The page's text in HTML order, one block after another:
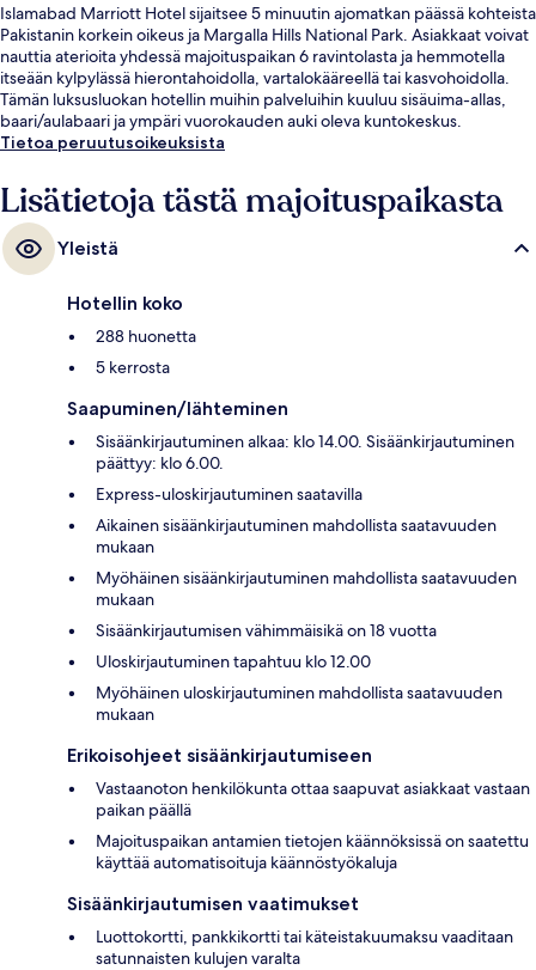
Islamabad Marriott Hotel sijaitsee 5 minuutin ajomatkan päässä kohteista
Pakistanin korkein oikeus ja Margalla Hills National Park. Asiakkaat voivat
nauttia aterioita yhdessä majoituspaikan 6 ravintolasta ja hemmotella
itseään kylpylässä hierontahoidolla, vartalokääreellä tai kasvohoidolla.
Tämän luksusluokan hotellin muihin palveluihin kuuluu sisäuima-allas,
baari/aulabaari ja ympäri vuorokauden auki oleva kuntokeskus.
Tietoa peruutusoikeuksista
Lisätietoja tästä majoituspaikasta
Yleistä
Hotellin koko
288 huonetta
5 kerrosta
Saapuminen/lähteminen
Sisäänkirjautuminen alkaa: klo 14.00. Sisäänkirjautuminen
päättyy: klo 6.00.
Express-uloskirjautuminen saatavilla
Aikainen sisäänkirjautuminen mahdollista saatavuuden
mukaan
Myöhäinen sisäänkirjautuminen mahdollista saatavuuden
mukaan
Sisäänkirjautumisen vähimmäisikä on 18 vuotta
Uloskirjautuminen tapahtuu klo 12.00
Myöhäinen uloskirjautuminen mahdollista saatavuuden
mukaan
Erikoisohjeet sisäänkirjautumiseen
Vastaanoton henkilökunta ottaa saapuvat asiakkaat vastaan
paikan päällä
Majoituspaikan antamien tietojen käännöksissä on saatettu
käyttää automatisoituja käännöstyökaluja
Sisäänkirjautumisen vaatimukset
Luottokortti, pankkikortti tai käteistakuumaksu vaaditaan
satunnaisten kulujen varalta